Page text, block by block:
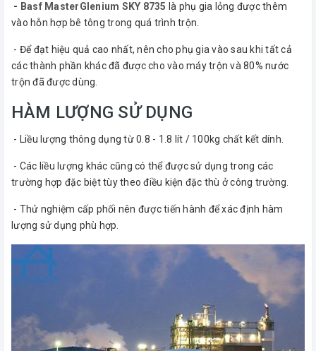
- Basf MasterGlenium SKY 8735 là phụ gia lỏng được thêm
vào hỗn hợp bê tông trong quá trình trộn.
- Để đạt hiệu quả cao nhất, nên cho phụ gia vào sau khi tất cả
các thành phần khác đã được cho vào máy trộn và 80% nước
trộn đã được dùng.
HÀM LƯỢNG SỬ DỤNG
- Liều lượng thông dụng từ 0.8 - 1.8 lít / 100kg chất kết dính.
- Các liều lượng khác cũng có thể được sử dụng trong các
trường hợp đặc biệt tùy theo điều kiện đặc thù ở công trường.
- Thử nghiệm cấp phối nên được tiến hành để xác định hàm
lượng sử dụng phù hợp.